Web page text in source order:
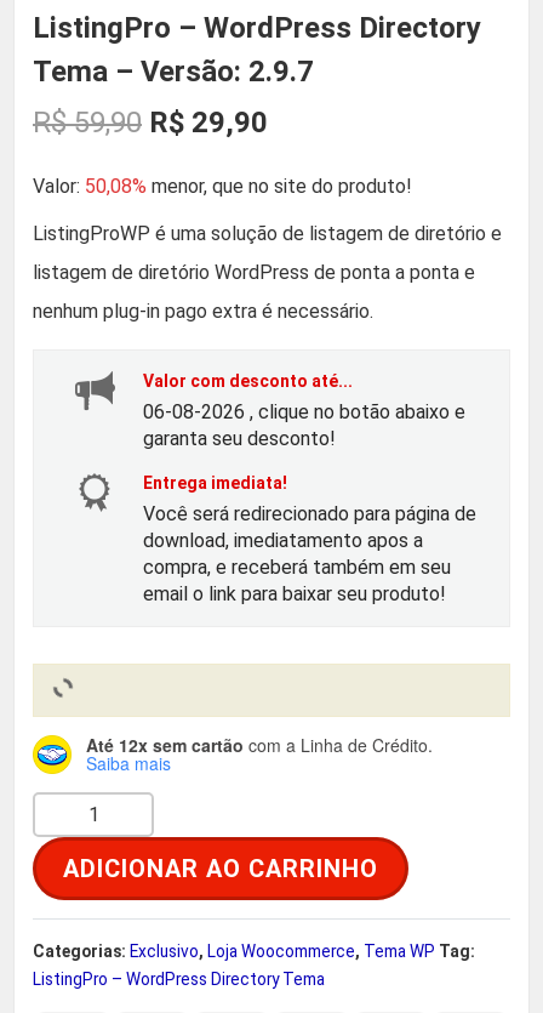
ListingPro – WordPress Directory
Tema – Versão: 2.9.7
R$59,90 O
p
r
e
o
o
r
i
n
l
e
r
R$ 29,90
p
r
e
o
a
t
u
é
R
Valor: 50,08% menor, que no site do produto!
ListingProWP é uma solução de listagem de diretório e
listagem de diretório WordPress de ponta a ponta e
nenhum plug-in pago extra é necessário.
Valor com desconto até...
06-08-2026 , clique no botão abaixo e
garanta seu desconto!
Entrega imediata!
Você será redirecionado para página de
download, imediatamento apos a
compra, e receberá também em seu
email o link para baixar seu produto!
Até 12x sem cartão com a Linha de Crédito.
Saiba mais
i
s
n
ADICIONAR AO CARRINHO
Categorias: Exclusivo, Loja Woocommerce, Tema WP Tag:
ListingPro – WordPress Directory Tema